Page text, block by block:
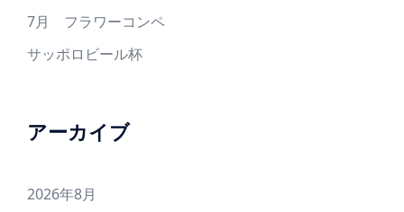
7月 フラワーコンペ
サッポロビール杯
アーカイブ
2026年8月